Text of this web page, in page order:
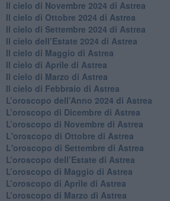
Il cielo di Novembre 2024 di Astrea
​Il cielo di Ottobre 2024 di Astrea
​Il cielo di Settembre 2024 di Astrea
Il cielo dell’Estate 2024 di Astrea
Il cielo di Maggio di Astrea
Il cielo di Aprile di Astrea
​Il cielo di Marzo di Astrea
​Il cielo di Febbraio di Astrea
​L’oroscopo dell’Anno 2024 di Astrea
​L’oroscopo di Dicembre di Astrea
​L’oroscopo di Novembre di Astrea
L'oroscopo di Ottobre di Astrea
L'oroscopo di Settembre di Astrea
L’oroscopo dell’Estate di Astrea
​L’oroscopo di Maggio di Astrea
​L’oroscopo di Aprile di Astrea
L’oroscopo di Marzo di Astrea